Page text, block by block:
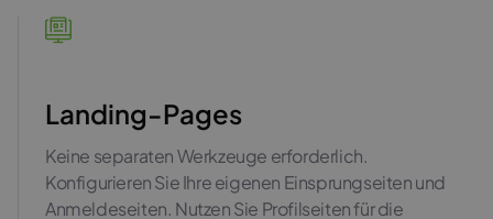
Landing-Pages
Keine separaten Werkzeuge erforderlich.
Konfigurieren Sie Ihre eigenen Einsprungseiten und
Anmeldeseiten. Nutzen Sie Profilseiten für die